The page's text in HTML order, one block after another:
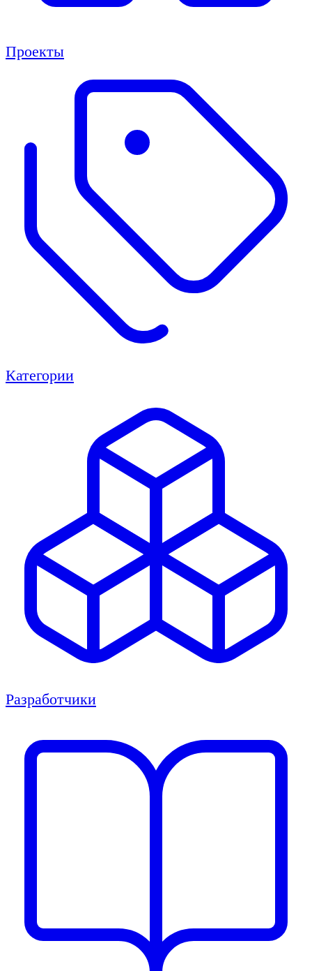
Проекты
Категории
Разработчики